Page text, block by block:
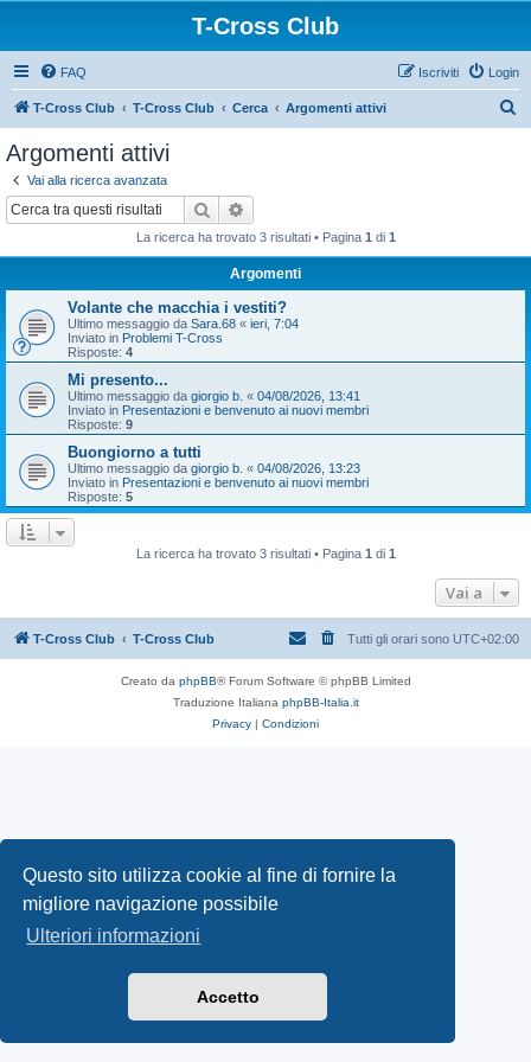
Questo sito utilizza cookie al fine di fornire la
migliore navigazione possibile
Ulteriori informazioni
Accetto
T-Cross Club
FAQ Login
Iscriviti
T-Cross Club T-Cross Club Cerca Argomenti attivi
Argomenti attivi
Vai alla ricerca avanzata
Cerca
La ricerca ha trovato 3 risultati • Pagina 1 di 1
Argomenti
Volante che macchia i vestiti?
Ultimo messaggio da Sara.68 « ieri, 7:04
Inviato in Problemi T-Cross
Risposte: 4
Mi presento...
Ultimo messaggio da giorgio b. « 04/08/2026, 13:41
Inviato in Presentazioni e benvenuto ai nuovi membri
Risposte: 9
Buongiorno a tutti
Ultimo messaggio da giorgio b. « 04/08/2026, 13:23
Inviato in Presentazioni e benvenuto ai nuovi membri
Risposte: 5
La ricerca ha trovato 3 risultati • Pagina 1 di 1
Vai a
T-Cross Club T-Cross Club Tutti gli orari sono UTC+02:00
Creato da phpBB® Forum Software © phpBB Limited
Traduzione Italiana phpBB-Italia.it
Privacy | Condizioni